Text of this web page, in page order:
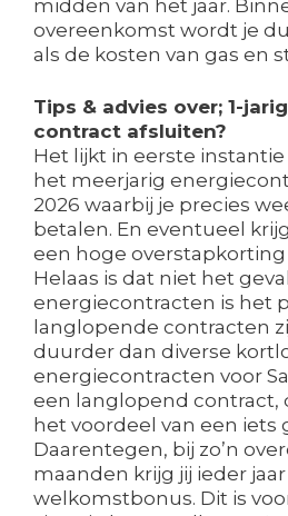
midden van het jaar.
overeenkomst wordt je
als de kosten van gas en
Tips & advies over; 1-
contract afsluiten?
Het lijkt in eerste
het meerjarig
2026 waarbij je precies
betalen. En eventueel
een hoge overstapkorting
Helaas is dat niet het
energiecontracten is het
langlopende contracten
duurder dan diverse
energiecontracten voor
een langlopend contract,
het voordeel van een iets
Daarentegen, bij zo’n
maanden krijg jij ieder
welkomstbonus. Dit is